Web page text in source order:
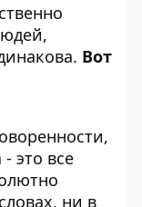
Вот
это все
ни в